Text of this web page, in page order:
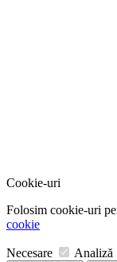
Cookie-uri
Folosim cookie-uri
cookie
Necesare Analiză